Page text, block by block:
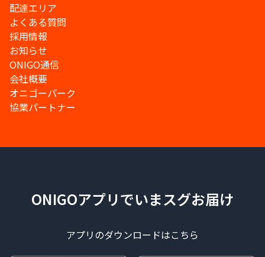
配達エリア
よくある質問
採用情報
お知らせ
ONIGO通信
会社概要
オニゴーパーク
協業パートナー
ONIGOアプリでいまスグお届け
アプリのダウンロードはこちら